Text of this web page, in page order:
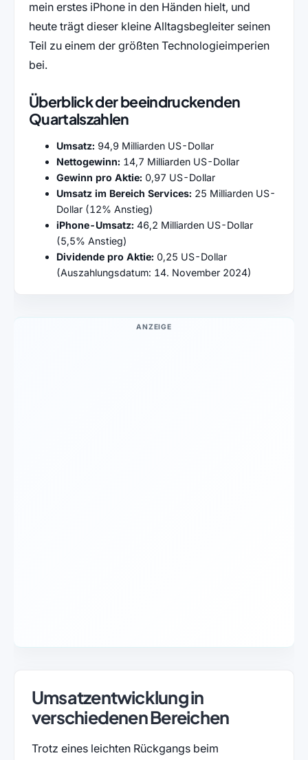
mein erstes iPhone in den Händen hielt, und
heute trägt dieser kleine Alltagsbegleiter seinen
Teil zu einem der größten Technologieimperien
bei.
Überblick der beeindruckenden
Quartalszahlen
Umsatz: 94,9 Milliarden US-Dollar
Nettogewinn: 14,7 Milliarden US-Dollar
Gewinn pro Aktie: 0,97 US-Dollar
Umsatz im Bereich Services: 25 Milliarden US-
Dollar (12% Anstieg)
iPhone-Umsatz: 46,2 Milliarden US-Dollar
(5,5% Anstieg)
Dividende pro Aktie: 0,25 US-Dollar
(Auszahlungsdatum: 14. November 2024)
ANZEIGE
Umsatzentwicklung in
verschiedenen Bereichen
Trotz eines leichten Rückgangs beim